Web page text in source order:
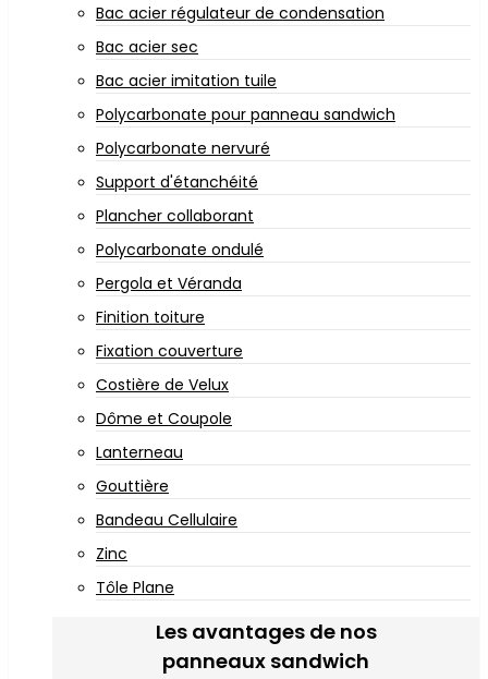
Bac acier régulateur de condensation
Bac acier sec
Bac acier imitation tuile
Polycarbonate pour panneau sandwich
Polycarbonate nervuré
Support d'étanchéité
Plancher collaborant
Polycarbonate ondulé
Pergola et Véranda
Finition toiture
Fixation couverture
Costière de Velux
Dôme et Coupole
Lanterneau
Gouttière
Bandeau Cellulaire
Zinc
Tôle Plane
Les avantages de nos
panneaux sandwich